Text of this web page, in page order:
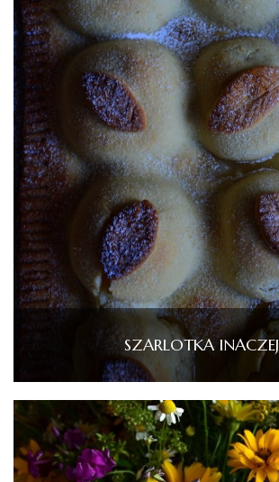
SZARLOTKA INACZEJ